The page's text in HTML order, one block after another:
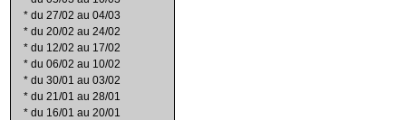
* du 27/02 au 04/03
* du 20/02 au 24/02
* du 12/02 au 17/02
* du 06/02 au 10/02
* du 30/01 au 03/02
* du 21/01 au 28/01
* du 16/01 au 20/01